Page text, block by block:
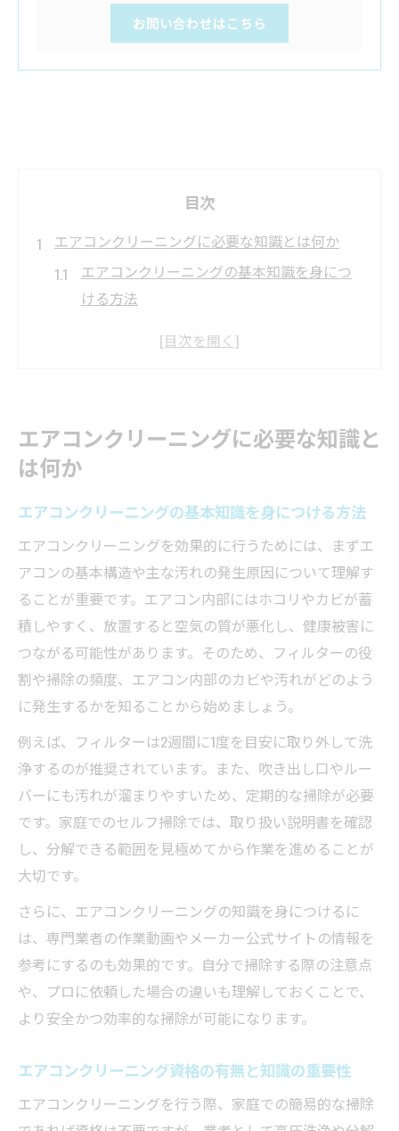
お問い合わせはこちら
目次
エアコンクリーニングに必要な知識とは何か
エアコンクリーニングの基本知識を身につ
ける方法
エアコンクリーニングで押さえておきたい
安全知識
エアコンクリーニング前に知っておくべき
ポイント
セルフ掃除で大切なエアコンクリーニングの基
本
自分でできるエアコンクリーニング基本手
安全にエアコンクリーニングを行うセルフ
掃除のコツ
ポイント
フィルター掃除から内部清掃までの流れを
解説
エアコンクリーニングで注意すべき作業ポ
高圧洗浄を自分で行う際の注意点を解説
エアコンクリーニング高圧洗浄のリスクと
対策
自分で高圧洗浄する際の準備と注意ポイン
ト
必要
エアコンクリーニングで汚水の扱い方を徹
エアコンクリーニングに必要な知識と
は何か
エアコンクリーニングの基本知識を身につける方法
エアコンクリーニングを効果的に行うためには、まずエ
アコンの基本構造や主な汚れの発生原因について理解す
ることが重要です。エアコン内部にはホコリやカビが蓄
積しやすく、放置すると空気の質が悪化し、健康被害に
つながる可能性があります。そのため、フィルターの役
割や掃除の頻度、エアコン内部のカビや汚れがどのよう
に発生するかを知ることから始めましょう。
例えば、フィルターは2週間に1度を目安に取り外して洗
浄するのが推奨されています。また、吹き出し口やルー
バーにも汚れが溜まりやすいため、定期的な掃除が必要
です。家庭でのセルフ掃除では、取り扱い説明書を確認
し、分解できる範囲を見極めてから作業を進めることが
大切です。
さらに、エアコンクリーニングの知識を身につけるに
は、専門業者の作業動画やメーカー公式サイトの情報を
参考にするのも効果的です。自分で掃除する際の注意点
や、プロに依頼した場合の違いも理解しておくことで、
より安全かつ効率的な掃除が可能になります。
エアコンクリーニング資格の有無と知識の重要性
エアコンクリーニングを行う際、家庭での簡易的な掃除